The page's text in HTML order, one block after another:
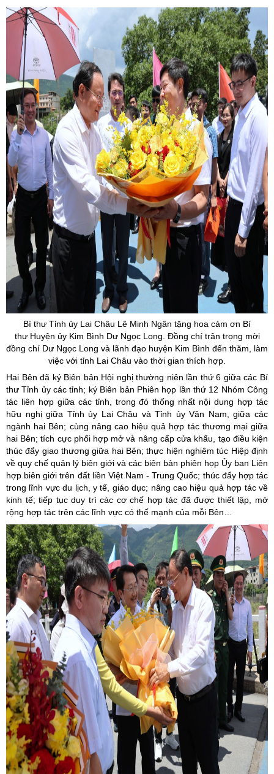
Bí thư Tỉnh ủy Lai Châu Lê Minh Ngân tặng hoa cảm ơn Bí
thư Huyện ủy Kim Bình Dư Ngọc Long. Đồng chí trân trọng mời
đồng chí Dư Ngọc Long và lãnh đạo huyện Kim Bình đến thăm, làm
việc với tỉnh Lai Châu vào thời gian thích hợp.
Hai Bên đã ký Biên bản Hội nghị thường niên lần thứ 6 giữa các Bí
thư Tỉnh ủy các tỉnh; ký Biên bản Phiên họp lần thứ 12 Nhóm Công
tác liên hợp giữa các tỉnh, trong đó thống nhất nội dung hợp tác
hữu nghị giữa Tỉnh ủy Lai Châu và Tỉnh ủy Vân Nam, giữa các
ngành hai Bên; cùng nâng cao hiệu quả hợp tác thương mại giữa
hai Bên; tích cực phối hợp mở và nâng cấp cửa khẩu, tạo điều kiện
thúc đẩy giao thương giữa hai Bên; thực hiện nghiêm túc Hiệp định
về quy chế quản lý biên giới và các biên bản phiên họp Ủy ban Liên
hợp biên giới trên đất liền Việt Nam - Trung Quốc; thúc đẩy hợp tác
trong lĩnh vực du lịch, y tế, giáo dục; nâng cao hiệu quả hợp tác về
kinh tế; tiếp tục duy trì các cơ chế hợp tác đã được thiết lập, mở
rộng hợp tác trên các lĩnh vực có thế mạnh của mỗi Bên…